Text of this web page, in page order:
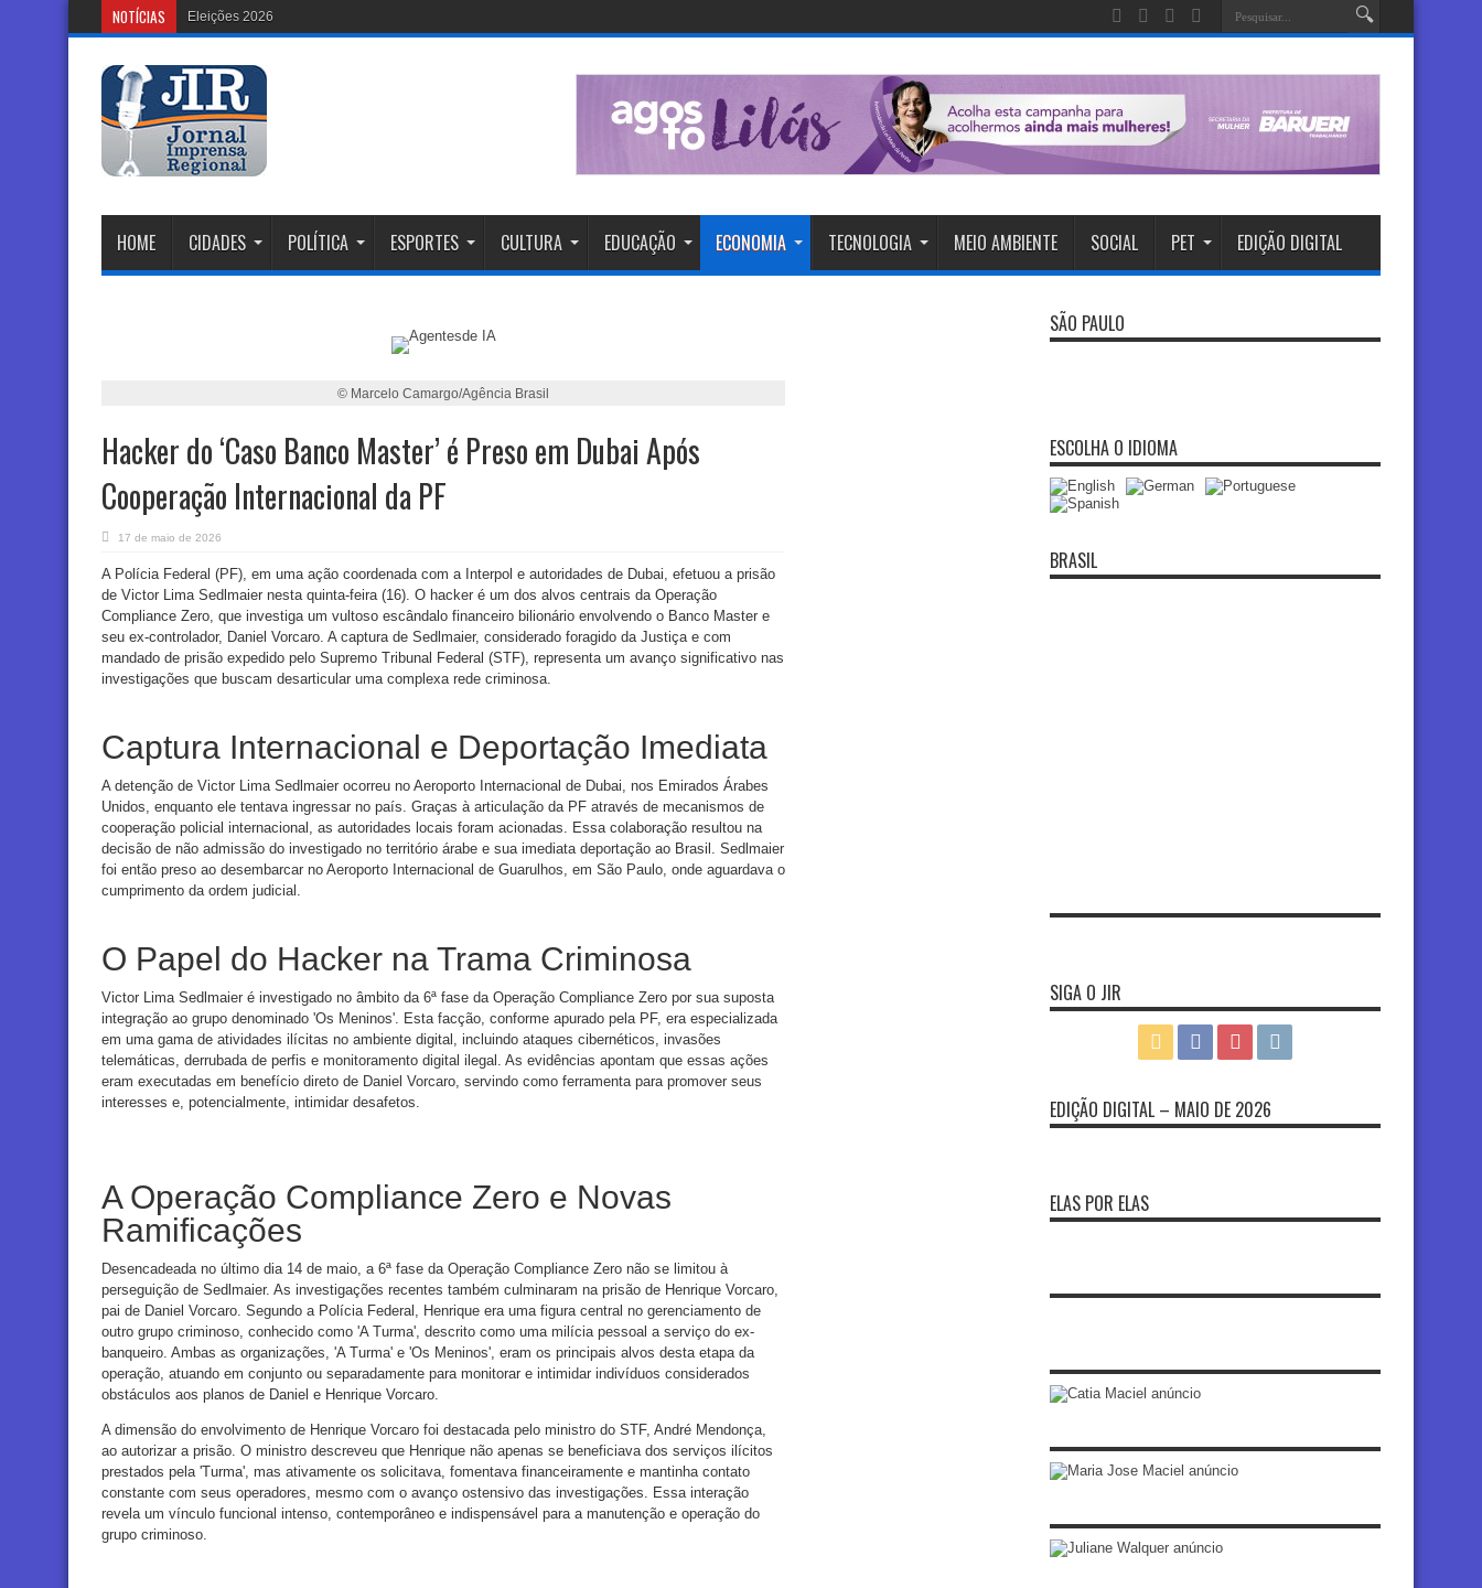
NOTÍCIAS Eleições 2026: Justiça Eleitoral Re
HOME CIDADES POLÍTICA ESPORTES CULTURA EDUCAÇÃO ECONOMIA TECNOLOGIA MEIO AMBIENTE SOCIAL PET EDIÇÃO DIGITAL
© Marcelo Camargo/Agência Brasil
Hacker do ‘Caso Banco Master’ é Preso em Dubai Após
Cooperação Internacional da PF
17 de maio de 2026
A Polícia Federal (PF), em uma ação coordenada com a Interpol e autoridades de Dubai, efetuou a prisão
de Victor Lima Sedlmaier nesta quinta-feira (16). O hacker é um dos alvos centrais da Operação
Compliance Zero, que investiga um vultoso escândalo financeiro bilionário envolvendo o Banco Master e
seu ex-controlador, Daniel Vorcaro. A captura de Sedlmaier, considerado foragido da Justiça e com
mandado de prisão expedido pelo Supremo Tribunal Federal (STF), representa um avanço significativo nas
investigações que buscam desarticular uma complexa rede criminosa.
Captura Internacional e Deportação Imediata
A detenção de Victor Lima Sedlmaier ocorreu no Aeroporto Internacional de Dubai, nos Emirados Árabes
Unidos, enquanto ele tentava ingressar no país. Graças à articulação da PF através de mecanismos de
cooperação policial internacional, as autoridades locais foram acionadas. Essa colaboração resultou na
decisão de não admissão do investigado no território árabe e sua imediata deportação ao Brasil. Sedlmaier
foi então preso ao desembarcar no Aeroporto Internacional de Guarulhos, em São Paulo, onde aguardava o
cumprimento da ordem judicial.
O Papel do Hacker na Trama Criminosa
Victor Lima Sedlmaier é investigado no âmbito da 6ª fase da Operação Compliance Zero por sua suposta
integração ao grupo denominado 'Os Meninos'. Esta facção, conforme apurado pela PF, era especializada
em uma gama de atividades ilícitas no ambiente digital, incluindo ataques cibernéticos, invasões
telemáticas, derrubada de perfis e monitoramento digital ilegal. As evidências apontam que essas ações
eram executadas em benefício direto de Daniel Vorcaro, servindo como ferramenta para promover seus
interesses e, potencialmente, intimidar desafetos.
A Operação Compliance Zero e Novas
Ramificações
Desencadeada no último dia 14 de maio, a 6ª fase da Operação Compliance Zero não se limitou à
perseguição de Sedlmaier. As investigações recentes também culminaram na prisão de Henrique Vorcaro,
pai de Daniel Vorcaro. Segundo a Polícia Federal, Henrique era uma figura central no gerenciamento de
outro grupo criminoso, conhecido como 'A Turma', descrito como uma milícia pessoal a serviço do ex-
banqueiro. Ambas as organizações, 'A Turma' e 'Os Meninos', eram os principais alvos desta etapa da
operação, atuando em conjunto ou separadamente para monitorar e intimidar indivíduos considerados
obstáculos aos planos de Daniel e Henrique Vorcaro.
A dimensão do envolvimento de Henrique Vorcaro foi destacada pelo ministro do STF, André Mendonça,
ao autorizar a prisão. O ministro descreveu que Henrique não apenas se beneficiava dos serviços ilícitos
prestados pela 'Turma', mas ativamente os solicitava, fomentava financeiramente e mantinha contato
constante com seus operadores, mesmo com o avanço ostensivo das investigações. Essa interação
revela um vínculo funcional intenso, contemporâneo e indispensável para a manutenção e operação do
grupo criminoso.
SÃO PAULO
ESCOLHA O IDIOMA
BRASIL
SIGA O JIR
EDIÇÃO DIGITAL – MAIO DE 2026
ELAS POR ELAS